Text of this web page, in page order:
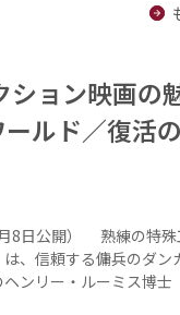
ション映画の
ルド／復活
8日公開） 熟練の特
、信頼する傭兵のダン
ンリー・ルーミス博